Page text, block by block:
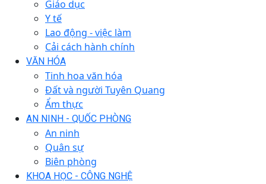
Giáo dục
Y tế
Lao động - việc làm
Cải cách hành chính
VĂN HÓA
Tinh hoa văn hóa
Đất và người Tuyên Quang
Ẩm thực
AN NINH - QUỐC PHÒNG
An ninh
Quân sự
Biên phòng
KHOA HỌC - CÔNG NGHỆ